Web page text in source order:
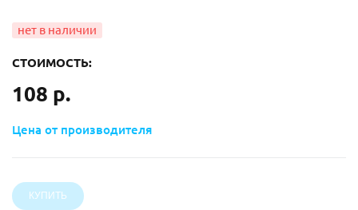
СТОИМОСТЬ:
108 р.
Цена от производителя